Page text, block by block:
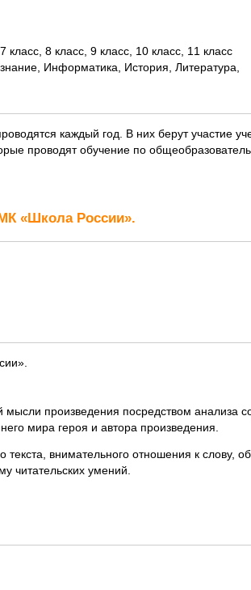
класс, 8 класс, 9 класс, 10 класс, 11 класс
каждый год. В них берут участие
проводят обучение по
«Школа России».
произведения посредством анализа
мира героя и автора произведения.
текста, внимательного отношения к слову,
читательских умений.